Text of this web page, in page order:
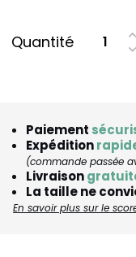
Quantité
Paiement
Expédition
(commande passée
Livraison
La taille ne
En savoir plus sur le